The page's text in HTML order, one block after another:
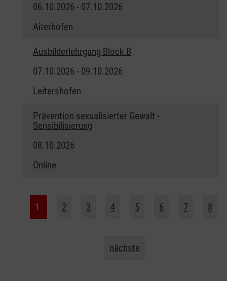
06.10.2026 - 07.10.2026
Aiterhofen
Ausbilderlehrgang Block B
07.10.2026 - 09.10.2026
Leitershofen
Prävention sexualisierter Gewalt -
Sensibilisierung
08.10.2026
Online
1 2 3 4 5 6 7 8
nächste